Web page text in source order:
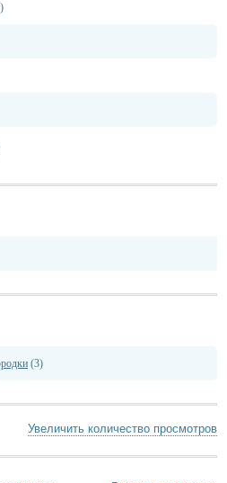
(3)
Увеличить количество просмотров